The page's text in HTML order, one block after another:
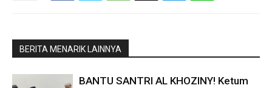
BERITA MENARIK LAINNYA
BANTU SANTRI AL KHOZINY! Ketum